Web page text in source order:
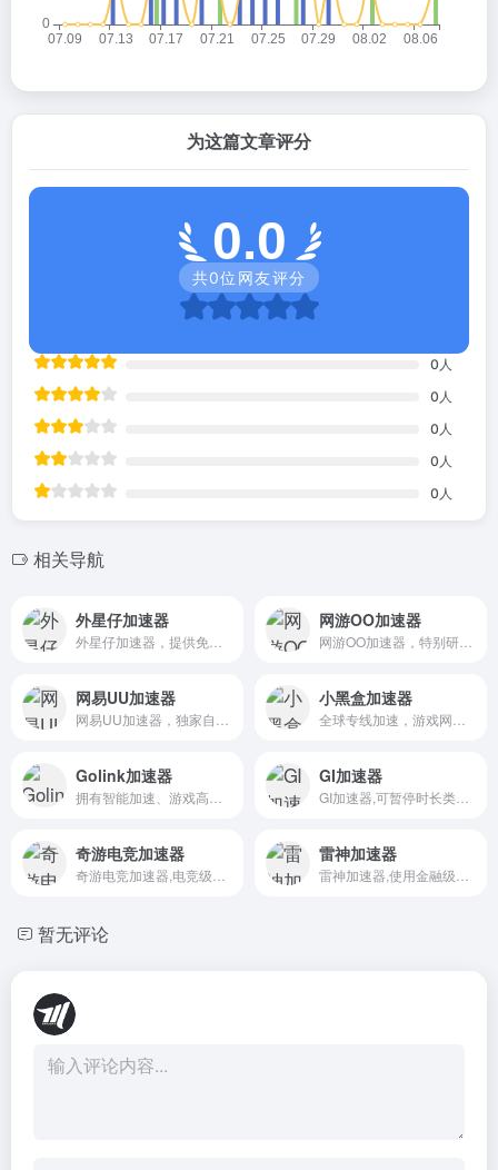
为这篇文章评分
0.0
共0位网友评分
0 人
0 人
0 人
0 人
0 人
相关导航
外星仔加速器 网游OO加速器
网易UU加速器 小黑盒加速器
Golink加速器 GI加速器
奇游电竞加速器 雷神加速器
暂无评论